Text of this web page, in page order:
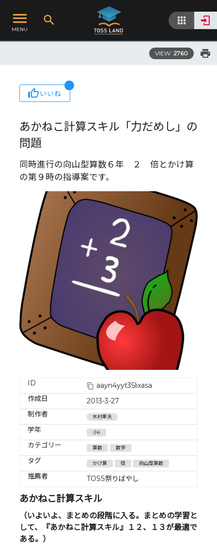
MENU
VIEW: 2760
いいね
あかねこ計算スキル「力だめし」の
問題
同時進行の向山型算数６年 ２ 倍とかけ算
の第９時の指導案です。
ID
aayn4yyt35lixasa
作成日
2013-3-27
制作者
木村重夫
学年 小6
カテゴリー 算数 数学
タグ かけ算 倍 向山型算数
推薦者 TOSS祭りばやし
あかねこ計算スキル
（いよいよ、まとめの段階に入る。まとめの学習と
して、『あかねこ計算スキル』１２、１３が最適で
ある。）